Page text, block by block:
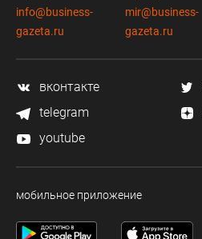
info@business-
gazeta.ru
mir@business-
gazeta.ru
вконтакте
telegram
youtube
мобильное приложение